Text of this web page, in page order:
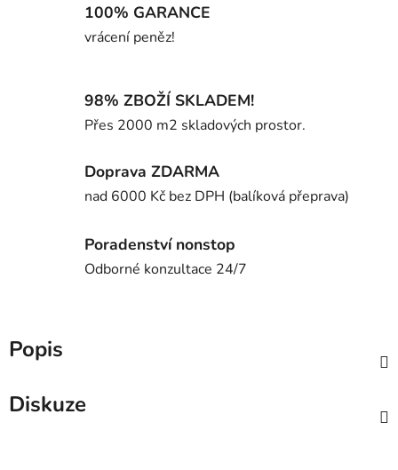
100% GARANCE
vrácení peněz!
98% ZBOŽÍ SKLADEM!
Přes 2000 m2 skladových prostor.
Doprava ZDARMA
nad 6000 Kč bez DPH (balíková přeprava)
Poradenství nonstop
Odborné konzultace 24/7
Popis
Diskuze